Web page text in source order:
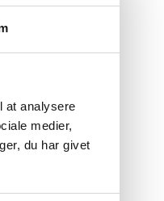
at analysere
medier,
du har givet